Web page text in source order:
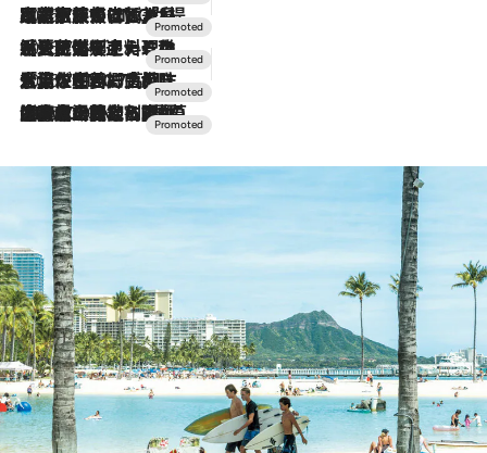
2026.7.31
【ホテル帰省】という選択肢をOMOが提案。家族とほどよい距離を保つには「昼は実家、夜は気兼ねなくホテルで！」
2026.7.24
【夏限定ディナーコース】旬を迎える稚鮎や花ズッキーニなどをイタリア・トスカーナの郷土料理の手法で満喫！
2026.7.17
「土佐和ハーブかき氷」がOMO7高知に登場！生姜、山椒、大葉など目にも舌にも涼を呼ぶ郷土の味
2026.7.10
NEW OPEN！【界 草津】名湯の地に誕生。趣の異なる2種の温泉と上州ならではの会席・蕎麦割烹など美食を味わう究極の癒やし旅